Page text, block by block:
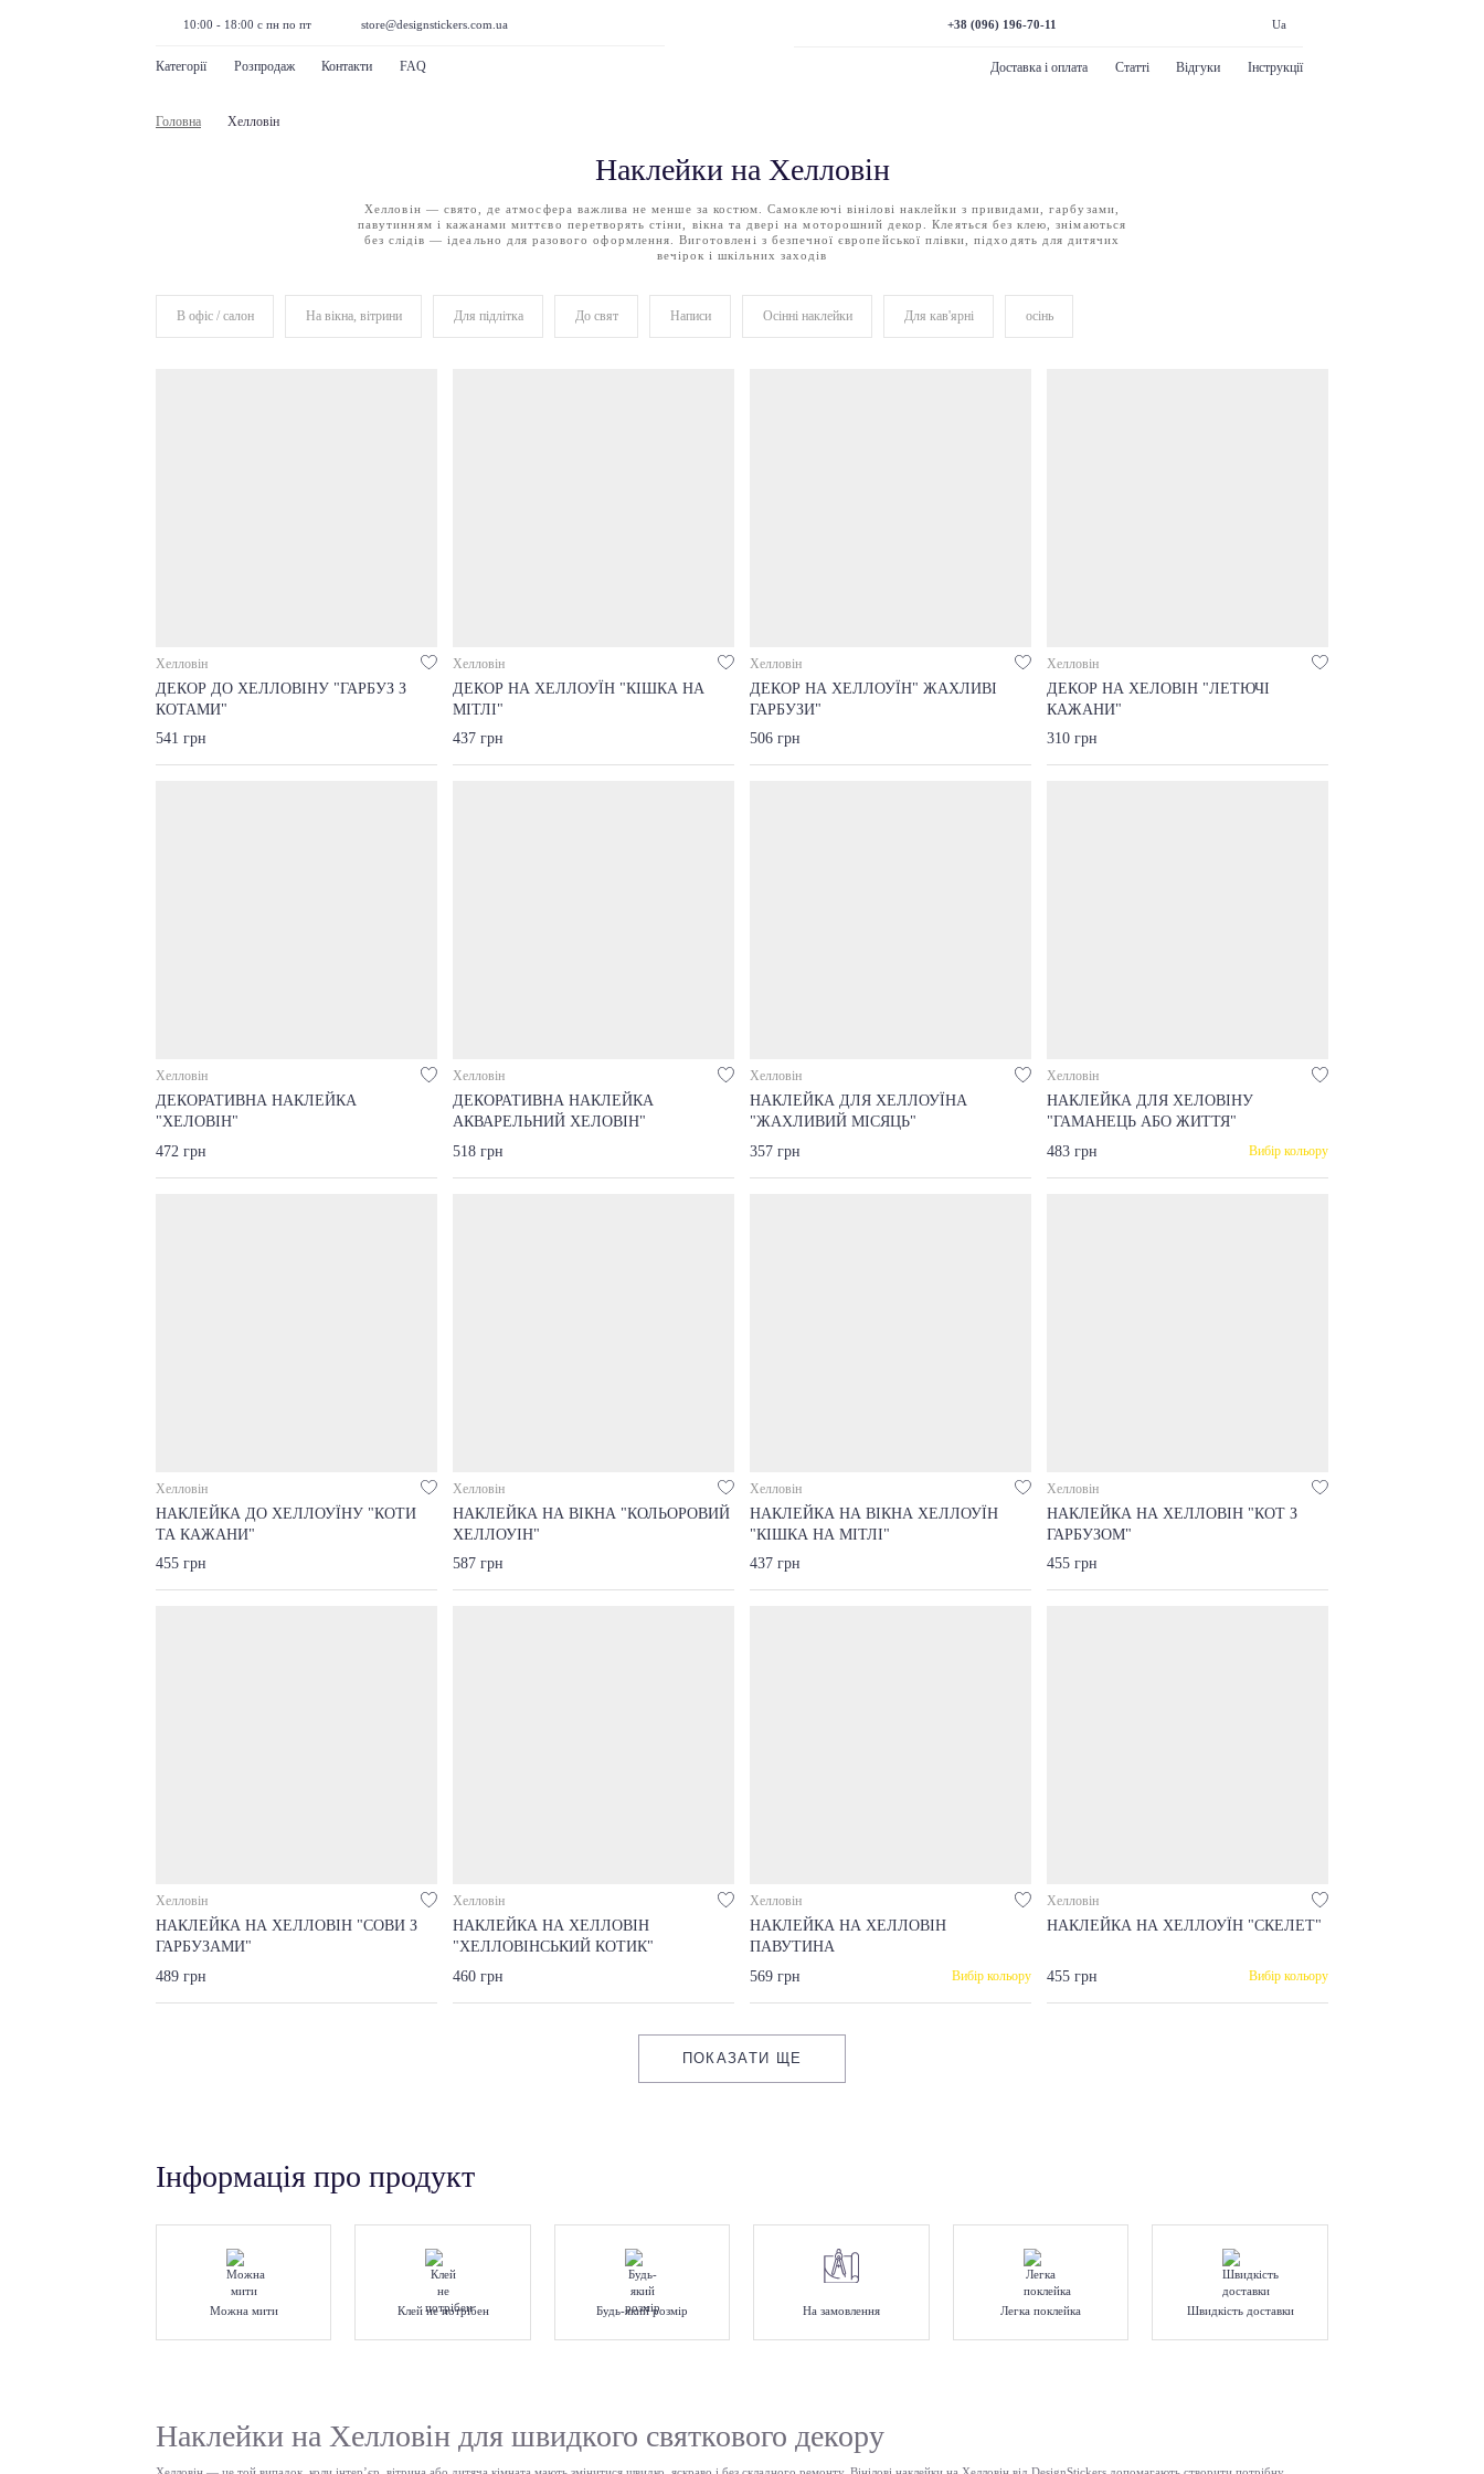
10:00 - 18:00 с пн по пт store@designstickers.com.ua
Категорії Розпродаж Контакти FAQ
+38 (096) 196-70-11 Ua
Доставка і оплата Статті Відгуки Інструкції
Головна Хелловін
Наклейки на Хелловін
Хелловін — свято, де атмосфера важлива не менше за костюм. Самоклеючі вінілові наклейки з привидами, гарбузами,
павутинням і кажанами миттєво перетворять стіни, вікна та двері на моторошний декор. Клеяться без клею, знімаються
без слідів — ідеально для разового оформлення. Виготовлені з безпечної європейської плівки, підходять для дитячих
вечірок і шкільних заходів
В офіс / салон На вікна, вітрини Для підлітка До свят Написи Осінні наклейки Для кав'ярні осінь
Хелловін
ДЕКОР ДО ХЕЛЛОВІНУ "ГАРБУЗ З
КОТАМИ"
541 грн
Хелловін
ДЕКОР НА ХЕЛЛОУЇН "КІШКА НА
МІТЛІ"
437 грн
Хелловін
ДЕКОР НА ХЕЛЛОУЇН" ЖАХЛИВІ
ГАРБУЗИ"
506 грн
Хелловін
ДЕКОР НА ХЕЛОВІН "ЛЕТЮЧІ
КАЖАНИ"
310 грн
Хелловін
ДЕКОРАТИВНА НАКЛЕЙКА
"ХЕЛОВІН"
472 грн
Хелловін
ДЕКОРАТИВНА НАКЛЕЙКА
АКВАРЕЛЬНИЙ ХЕЛОВІН"
518 грн
Хелловін
НАКЛЕЙКА ДЛЯ ХЕЛЛОУЇНА
"ЖАХЛИВИЙ МІСЯЦЬ"
357 грн
Хелловін
НАКЛЕЙКА ДЛЯ ХЕЛОВІНУ
"ГАМАНЕЦЬ АБО ЖИТТЯ"
483 грн
Вибір кольору
Хелловін
НАКЛЕЙКА ДО ХЕЛЛОУЇНУ "КОТИ
ТА КАЖАНИ"
455 грн
Хелловін
НАКЛЕЙКА НА ВІКНА "КОЛЬОРОВИЙ
ХЕЛЛОУІН"
587 грн
Хелловін
НАКЛЕЙКА НА ВІКНА ХЕЛЛОУЇН
"КІШКА НА МІТЛІ"
437 грн
Хелловін
НАКЛЕЙКА НА ХЕЛЛОВІН "КОТ З
ГАРБУЗОМ"
455 грн
Хелловін
НАКЛЕЙКА НА ХЕЛЛОВІН "СОВИ З
ГАРБУЗАМИ"
489 грн
Хелловін
НАКЛЕЙКА НА ХЕЛЛОВІН
"ХЕЛЛОВІНСЬКИЙ КОТИК"
460 грн
Хелловін
НАКЛЕЙКА НА ХЕЛЛОВІН
ПАВУТИНА
569 грн
Вибір кольору
Хелловін
НАКЛЕЙКА НА ХЕЛЛОУЇН "СКЕЛЕТ"
455 грн Вибір кольору
ПОКАЗАТИ ЩЕ
Інформація про продукт
Можна мити Клей не потрібен Будь-який розмір На замовлення Легка поклейка Швидкість доставки
Наклейки на Хелловін для швидкого святкового декору